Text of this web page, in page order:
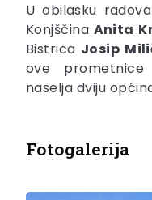
U obilasku
Konjščina Anita
Bistrica Josip
ove prometnice
naselja dviju
Fotogalerija